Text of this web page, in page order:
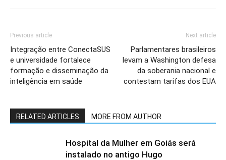
Previous article
Integração entre ConectaSUS
e universidade fortalece
formação e disseminação da
inteligência em saúde
Next article
Parlamentares brasileiros
levam a Washington defesa
da soberania nacional e
contestam tarifas dos EUA
RELATED ARTICLES MORE FROM AUTHOR
Hospital da Mulher em Goiás será
instalado no antigo Hugo